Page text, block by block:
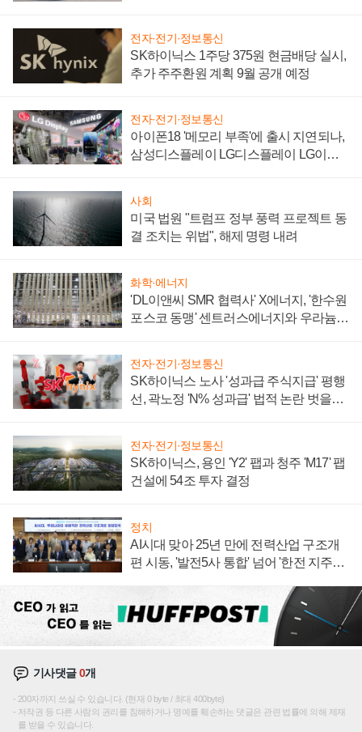
전자·전기·정보통신
SK하이닉스 1주당 375원 현금배당 실시,
추가 주주환원 계획 9월 공개 예정
전자·전기·정보통신
아이폰18 '메모리 부족'에 출시 지연되나,
삼성디스플레이 LG디스플레이 LG이노
사회
미국 법원 "트럼프 정부 풍력 프로젝트 동
결 조치는 위법", 해제 명령 내려
화학·에너지
'DL이앤씨 SMR 협력사' X에너지, '한수원
포스코 동맹' 센트러스에너지와 우라늄
전자·전기·정보통신
SK하이닉스 노사 '성과급 주식지급' 평행
선, 곽노정 'N% 성과급' 법적 논란 벗을지
전자·전기·정보통신
SK하이닉스, 용인 'Y2' 팹과 청주 'M17' 팹
건설에 54조 투자 결정
정치
AI시대 맞아 25년 만에 전력산업 구조개
편 시동, '발전5사 통합' 넘어 '한전 지주사'
기사댓글0개
200자까지 쓰실 수 있습니다. (현재 0 byte / 최대 400byte)
저작권 등 다른 사람의 권리를 침해하거나 명예를 훼손하는 댓글은 관련 법률에 의해 제재
를 받을 수 있습니다.